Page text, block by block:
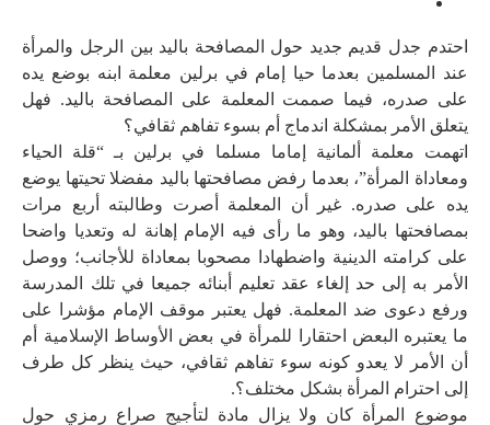
احتدم جدل قديم جديد حول المصافحة باليد بين الرجل والمرأة
عند المسلمين بعدما حيا إمام في برلين معلمة ابنه بوضع يده
على صدره، فيما صممت المعلمة على المصافحة باليد. فهل
يتعلق الأمر بمشكلة اندماج أم بسوء تفاهم ثقافي؟
اتهمت معلمة ألمانية إماما مسلما في برلين بـ “قلة الحياء
ومعاداة المرأة”، بعدما رفض مصافحتها باليد مفضلا تحيتها يوضع
يده على صدره. غير أن المعلمة أصرت وطالبته أربع مرات
بمصافحتها باليد، وهو ما رأى فيه الإمام إهانة له وتعديا واضحا
على كرامته الدينية واضطهادا مصحوبا بمعاداة للأجانب؛ ووصل
الأمر به إلى حد إلغاء عقد تعليم أبنائه جميعا في تلك المدرسة
ورفع دعوى ضد المعلمة. فهل يعتبر موقف الإمام مؤشرا على
ما يعتبره البعض احتقارا للمرأة في بعض الأوساط الإسلامية أم
أن الأمر لا يعدو كونه سوء تفاهم ثقافي، حيث ينظر كل طرف
إلى احترام المرأة بشكل مختلف؟.
موضوع المرأة كان ولا يزال مادة لتأجيج صراع رمزي حول